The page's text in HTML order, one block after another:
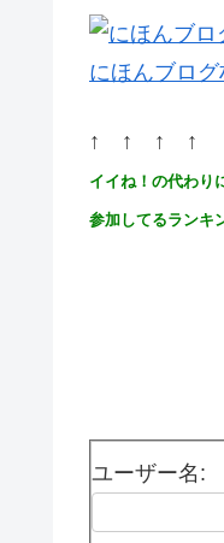
にほんブログ
↑ ↑ ↑ ↑
イイね！の代わり
参加してるランキ
ユーザー名: